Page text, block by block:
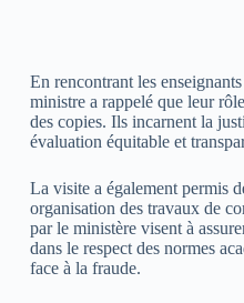
En rencontrant les
ministre a rappelé que leur
des copies. Ils incarnent la
évaluation équitable et
La visite a également permis
organisation des travaux de
par le ministère visent à
dans le respect des normes
face à la fraude.